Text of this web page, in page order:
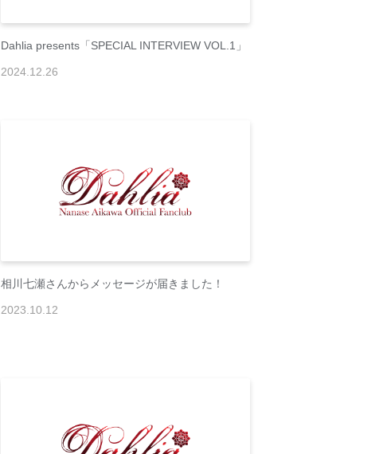
Dahlia presents「SPECIAL INTERVIEW VOL.1」
2024.12.26
相川七瀬さんからメッセージが届きました！
2023 10 12